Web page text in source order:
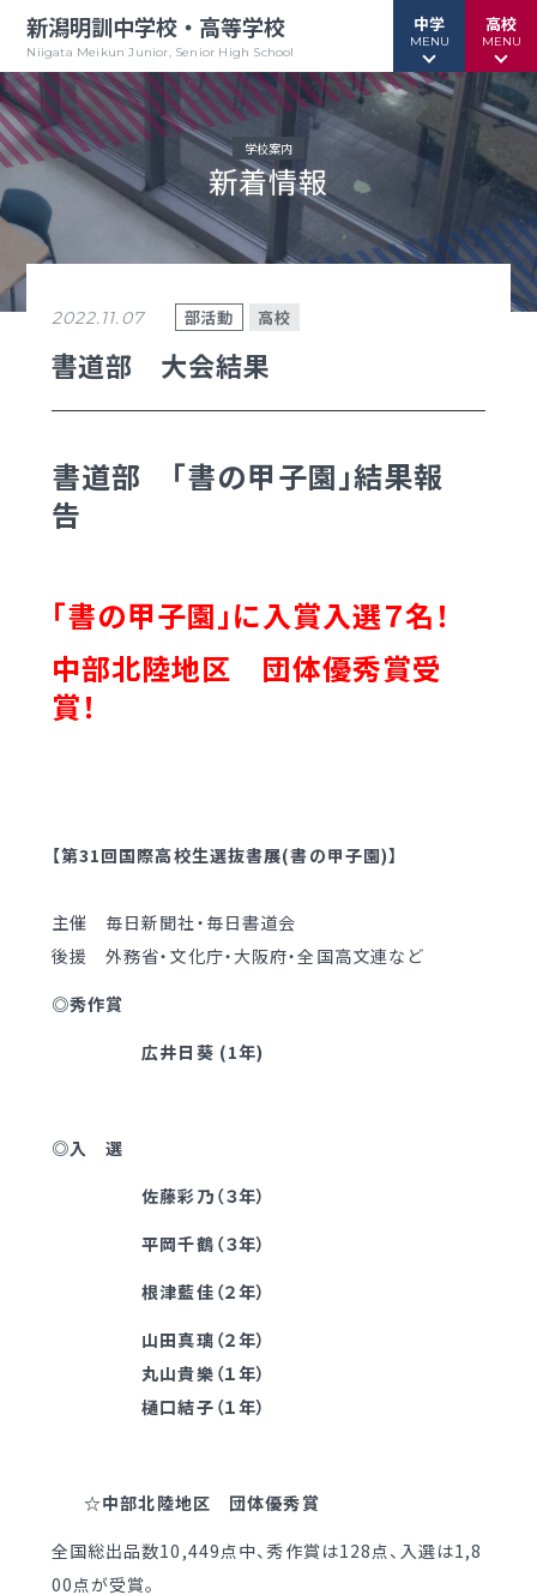
新潟明訓中学校・高等学校
Niigata Meikun Junior, Senior High School
中学
MENU
行事予定 緊急情報
教育方針
中高一貫グランドデザイン
入試情報
募集要項・
日々の学習サイクル
年間行事カレンダー
部活動情報
各種書類ダウンロード
新着情報
明訓の学び（カリキュラムポリシー）
今月の予定
よくある質問
高校
MENU
行事予定 緊急情報
教育方針
明訓について
入学案内
インターネット出願
諸経費
高校オープンスクール
進路・部活動など
部活動情報
制服（高校）
各種書類
各種書類ダウンロード
卒業生調査書交付手順
学校案内
新着情報
学校案内
新着情報
2022.11.07 部活動 高校
書道部 大会結果
書道部 「書の甲子園」結果報
告
「書の甲子園」に入賞入選７名！
中部北陸地区 団体優秀賞受
賞！
【第31回国際高校生選抜書展(書の甲子園)】
主催 毎日新聞社・毎日書道会
後援 外務省・文化庁・大阪府・全国高文連など
◎秀作賞
広井日葵 (1年)
◎入 選
佐藤彩乃（３年）
平岡千鶴（３年）
根津藍佳（２年）
山田真璃（２年）
丸山貴樂（１年）
樋口結子（１年）
☆中部北陸地区 団体優秀賞
全国総出品数10,449点中、秀作賞は128点、入選は1,8
00点が受賞。